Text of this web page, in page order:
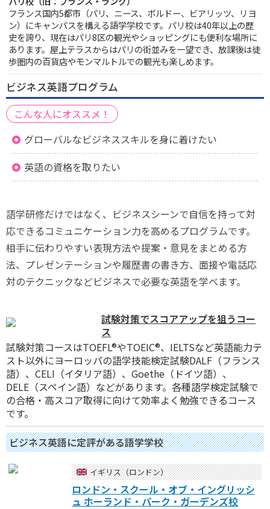
フランス国内5都市（パリ、ニース、ボルドー、ビアリッツ、リヨ
ン）にキャンパスを構える語学学校です。パリ校は40年以上の歴
史を誇り、現在はパリ8区の観光やショッピングにも便利な場所に
あります。屋上テラスからはパリの街並みを一望でき、放課後は徒
歩圏内の百貨店やモンマルトルでの観光も楽しめます。
ビジネス英語プログラム
こんな人にオススメ！
グローバルなビジネススキルを身に着けたい
英語の資格を取りたい
語学研修だけではなく、ビジネスシーンで自信を持って対
応できるコミュニケーション力を高めるプログラムです。
相手に伝わりやすい表現方法や提案・意見をまとめる方
法、プレゼンテーションや履歴書の書き方、面接や電話応
対のテクニックなどビジネスで必要な英語を学べます。
試験対策でスコアアップを狙うコー
ス
試験対策コースはTOEFL®やTOEIC®、IELTSなど英語能力テ
スト以外にヨーロッパの語学技能検定試験DALF（フランス
語）、CELI（イタリア語）、Goethe（ドイツ語）、
DELE（スペイン語）などがあります。各種語学検定試験で
の合格・高スコア取得に向けて効率よく勉強できるコース
です。
ビジネス英語に定評がある語学学校
イギリス（ロンドン）
ロンドン・スクール・オブ・イングリッシ
ュ ホーランド・パーク・ガーデンズ校